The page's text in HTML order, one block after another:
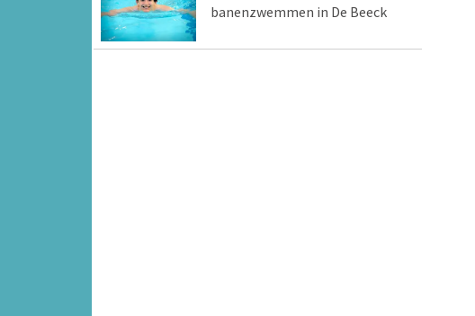
banenzwemmen in De Beeck